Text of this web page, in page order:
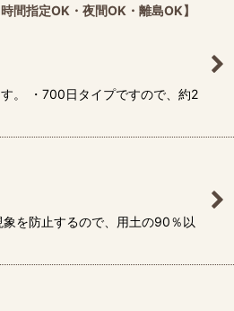
指定OK・夜間OK・離島OK】
。 ・700日タイプですので、約2
を防止するので、用土の90％以